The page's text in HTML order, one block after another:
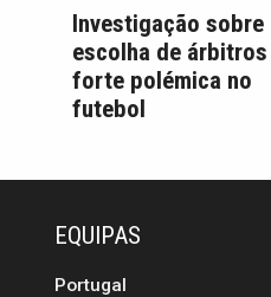
Investigação sobre
escolha de
forte polémica no
futebol
EQUIPAS
Portugal